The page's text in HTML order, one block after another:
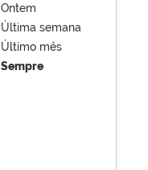
Ontem
Última semana
Último mês
Sempre